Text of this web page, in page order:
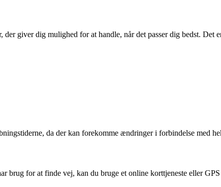
giver dig mulighed for at handle, når det passer dig bedst.
da der kan forekomme ændringer i forbindelse med
brug for at finde vej, kan du bruge et online korttjeneste eller